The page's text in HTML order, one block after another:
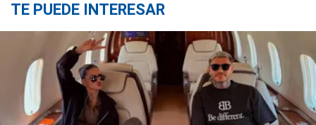
TE PUEDE INTERESAR